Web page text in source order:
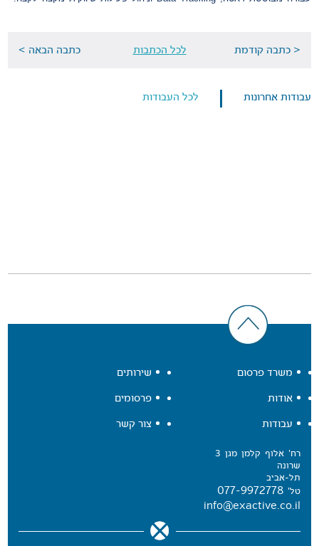
< כתבה קודמת לכל הכתבות כתבה הבאה >
עבודות אחרונות לכל העבודות
משרד פרסום
אודות
עבודות
שירותים
פרסומים
צור קשר
רח' אלוף קלמן מגן 3
שרונה
תל-אביב
טל' 077-9972778
info@exactive.co.il